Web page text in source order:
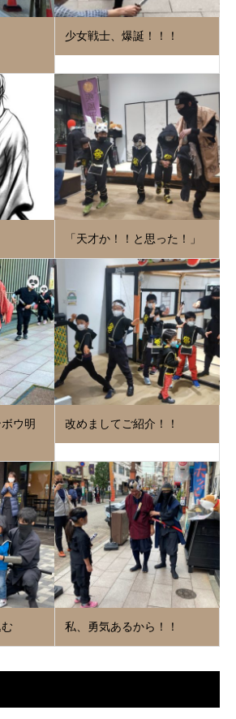
少女戦士、爆誕！！！
「天才か！！と思った！」
ウ明
改めましてご紹介！！
私、勇気あるから！！